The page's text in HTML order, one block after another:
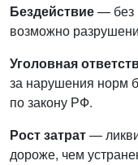
Бездействие— без
возможно
Уголовная
за нарушения норм
по закону РФ.
Рост затрат—
дороже, чем